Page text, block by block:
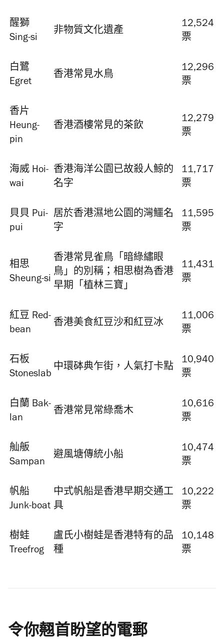
醒獅
Sing-si
非物質文化遺產
12,524
票
白鷺
Egret
香港常見水鳥
12,296
票
香片
Heung-
pin
香港酒樓常見的茶飲
12,279
票
海威 Hoi-
wai
香港海洋公園已故殺人鯨的
名字
11,717
票
貝貝 Pui-
pui
居於香港濕地公園的灣鱷名
字
11,595
票
相思
Sheung-si
香港常見雀鳥「暗綠繡眼
鳥」的別稱；相思樹為香港
早期「植林三寶」
11,431
票
紅豆 Red-
bean
香港美食紅豆沙和紅豆冰
11,006
票
石板
Stoneslab
中環砵典乍街，人氣打卡點
10,940
票
白蘭 Bak-
lan
香港常見常綠喬木
10,616
票
舢舨
Sampan
避風塘傳統小船
10,474
票
帆船
Junk-boat
中式帆船是香港早期交通工
具
10,222
票
樹蛙
Treefrog
盧氏小樹蛙是香港特有的品
種
10,148
票
令你翹首盼望的電郵